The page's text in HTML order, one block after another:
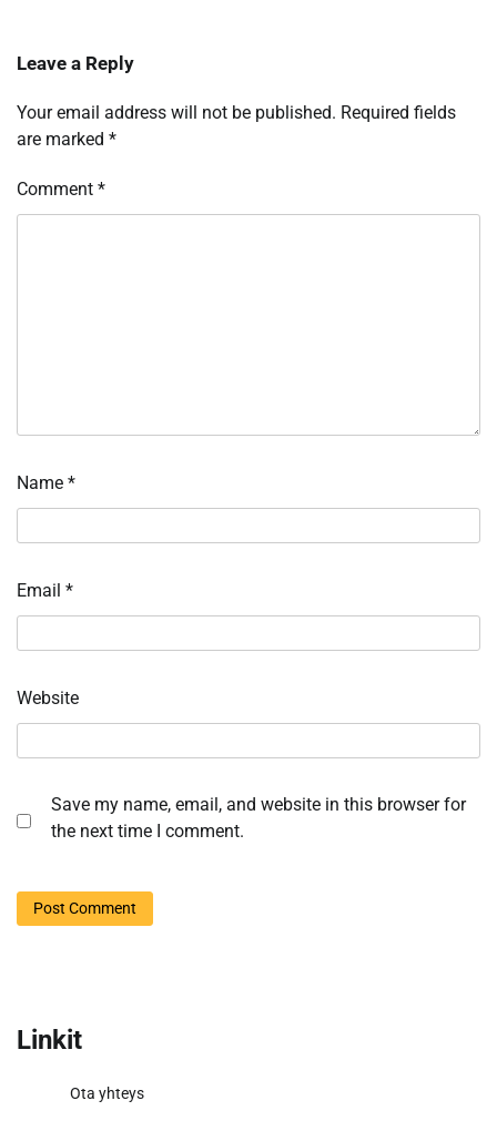
Leave a Reply
Your email address will not be published. Required fields
are marked *
Comment *
Name *
Email *
Website
Save my name, email, and website in this browser for
the next time I comment.
Linkit
Ota yhteys